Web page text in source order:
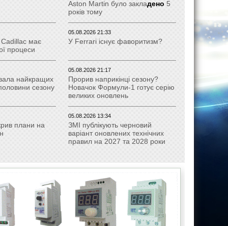
Aston Martin було закладено 5
років тому
Cadillac має
процеси
05.08.2026 21:33
У Ferrari існує фаворитизм?
найкращих
сезону
05.08.2026 21:17
Прорив наприкінці сезону?
Новачок Формули-1 готує серію
великих оновлень
плани на
05.08.2026 13:34
ЗМІ публікують черновий
варіант оновлених технічних
правил на 2027 та 2028 роки